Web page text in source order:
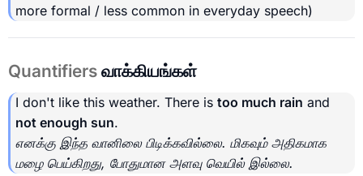
more formal / less common in everyday speech)
Quantifiers வாக்கியங்கள்
I don't like this weather. There is too much rain and
not enough sun.
எனக்கு இந்த வானிலை பிடிக்கவில்லை. மிகவும் அதிகமாக
மழை பெய்கிறது, போதுமான அளவு வெயில் இல்லை.